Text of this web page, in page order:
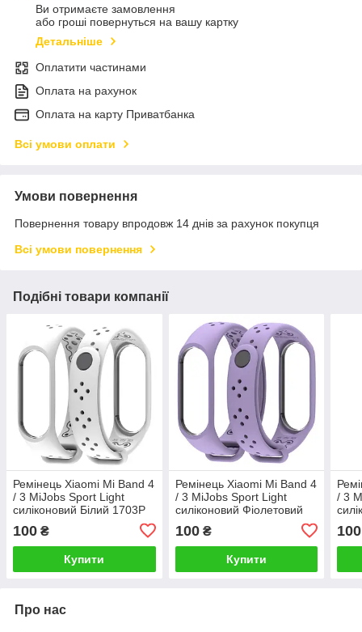
Ви отримаєте замовлення
або гроші повернуться на вашу картку
Детальніше
Оплатити частинами
Оплата на рахунок
Оплата на карту Приватбанка
Всі умови оплати
Умови повернення
Повернення товару впродовж 14 днів за рахунок покупця
Всі умови повернення
Подібні товари компанії
Ремінець Xiaomi Mi Band 4
/ 3 MiJobs Sport Light
силіконовий Білий 1703P
100 ₴
Купити
Ремінець Xiaomi Mi Band 4
/ 3 MiJobs Sport Light
силіконовий Фіолетовий
100₴
Купити
/ 3
100
Про нас